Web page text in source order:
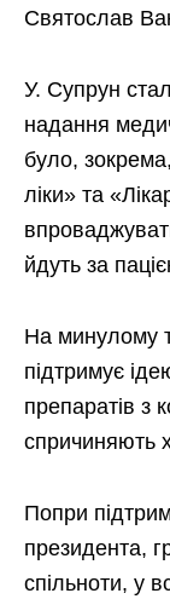
Святослав
У. Супрун
надання
було,
ліки» та
йдуть за
На минулому
підтримує
препаратів з
спричиняють
Попри
президента,
спільноти, у